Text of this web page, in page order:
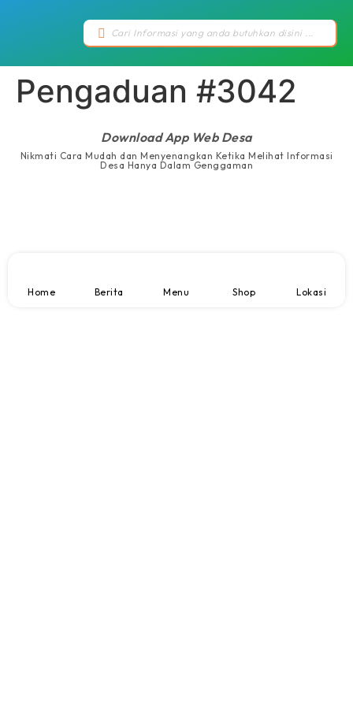
Pengaduan #3042
Download App Web Desa
Nikmati Cara Mudah dan Menyenangkan Ketika Melihat Informasi
Desa Hanya Dalam Genggaman
Home Berita Menu Shop Lokasi